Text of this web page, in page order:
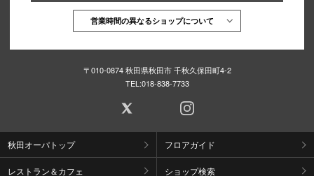
営業時間の異なるショップについて
〒010-0874 秋田県秋田市 千秋久保田町4-2
TEL:018-838-7733
秋田オーパトップ フロアガイド
レストラン＆カフェ ショップ検索